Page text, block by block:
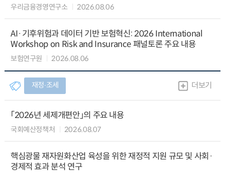
우리금융경영연구소 2026.08.06
AI·기후위험과 데이터 기반 보험혁신: 2026 International
Workshop on Risk and Insurance 패널토론 주요 내용
보험연구원 2026.08.06
재정∙조세 더보기
「2026년 세제개편안」의 주요 내용
국회예산정책처 2026.08.07
핵심광물 재자원화산업 육성을 위한 재정적 지원 규모 및 사회·
경제적 효과 분석 연구